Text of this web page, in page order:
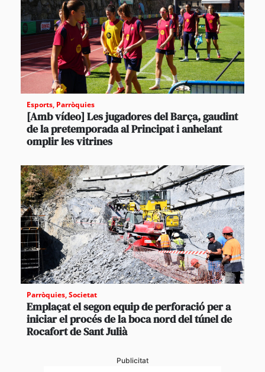
Esports, Parròquies
[Amb vídeo] Les jugadores del Barça, gaudint
de la pretemporada al Principat i anhelant
omplir les vitrines
Parròquies,Societat
Emplaçat el segon equip de perforació per a
iniciar el procés de la boca nord del túnel de
Rocafort de Sant Julià
Publicitat